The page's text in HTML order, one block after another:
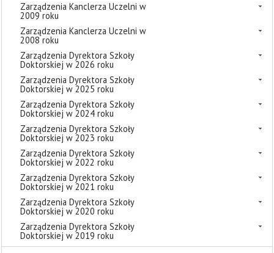
Zarządzenia Kanclerza Uczelni w
2009 roku
Zarządzenia Kanclerza Uczelni w
2008 roku
Zarządzenia Dyrektora Szkoły
Doktorskiej w 2026 roku
Zarządzenia Dyrektora Szkoły
Doktorskiej w 2025 roku
Zarządzenia Dyrektora Szkoły
Doktorskiej w 2024 roku
Zarządzenia Dyrektora Szkoły
Doktorskiej w 2023 roku
Zarządzenia Dyrektora Szkoły
Doktorskiej w 2022 roku
Zarządzenia Dyrektora Szkoły
Doktorskiej w 2021 roku
Zarządzenia Dyrektora Szkoły
Doktorskiej w 2020 roku
Zarządzenia Dyrektora Szkoły
Doktorskiej w 2019 roku